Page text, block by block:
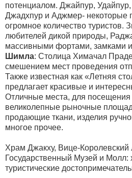
потенциалом. Джайпур,
Джадхпур и Аджмер- некоторые
огромное количество туристов.
любителей дикой природы,
массивными фортами, замками
Шимла: Столица Химачал
смешением мест проведения
Также известная как «Летняя
предлагает красивые и
Отличные места, для посещения
великолепные рыночные
продающие ткани, изделия
многое прочее.
Храм Джакху, Вице-Королевский
Государственный Музей и
туристические